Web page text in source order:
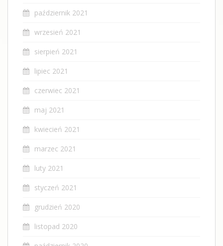
październik 2021
wrzesień 2021
sierpień 2021
lipiec 2021
czerwiec 2021
maj 2021
kwiecień 2021
marzec 2021
luty 2021
styczeń 2021
grudzień 2020
listopad 2020